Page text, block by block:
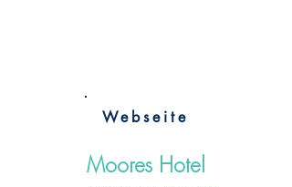
Webseite
Moores Hotel